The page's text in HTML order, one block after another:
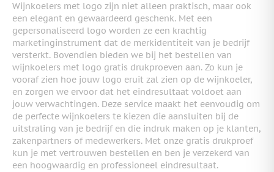
Wijnkoelers met logo zijn niet alleen praktisch, maar ook
een elegant en gewaardeerd geschenk. Met een
gepersonaliseerd logo worden ze een krachtig
marketinginstrument dat de merkidentiteit van je bedrijf
versterkt. Bovendien bieden we bij het bestellen van
wijnkoelers met logo gratis drukproeven aan. Zo kun je
vooraf zien hoe jouw logo eruit zal zien op de wijnkoeler,
en zorgen we ervoor dat het eindresultaat voldoet aan
jouw verwachtingen. Deze service maakt het eenvoudig om
de perfecte wijnkoelers te kiezen die aansluiten bij de
uitstraling van je bedrijf en die indruk maken op je klanten,
zakenpartners of medewerkers. Met onze gratis drukproef
kun je met vertrouwen bestellen en ben je verzekerd van
een hoogwaardig en professioneel eindresultaat.